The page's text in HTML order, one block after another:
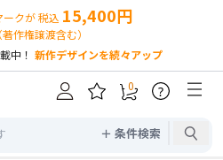
クが 税込 15,400円
作権譲渡含む）
中！ 新作デザインを続々アップ
＋ 条件検索
0 ?